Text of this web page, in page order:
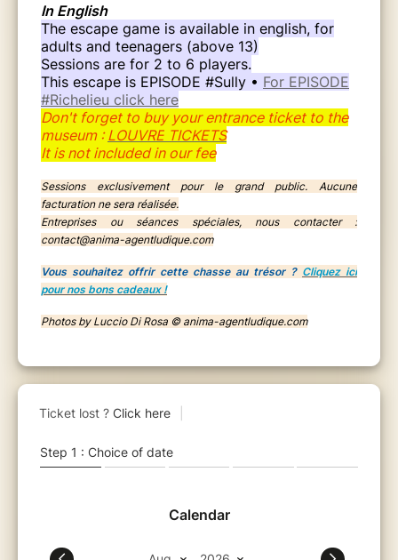
In English
The escape game is available in english, for
adults and teenagers (above 13)
Sessions are for 2 to 6 players.
This escape is EPISODE #Sully • For EPISODE
#Richelieu click here
Don't forget to buy your entrance ticket to the
museum :LOUVRE TICKETS
It is not included in our fee
Sessions exclusivement pour le grand public. Aucune
facturation ne sera réalisée.
Entreprises ou séances spéciales, nous contacter :
contact@anima-agentludique.com
Vous souhaitez offrir cette chasse au trésor ? Cliquez ici
pour nos bons cadeaux !
Photos by Luccio Di Rosa © anima-agentludique.com